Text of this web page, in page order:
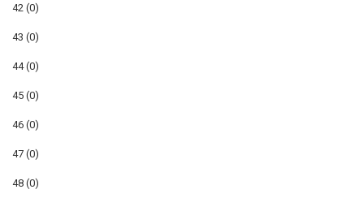
42 (0)
43 (0)
44(0)
45 (0)
46 (0)
47 (0)
48 (0)